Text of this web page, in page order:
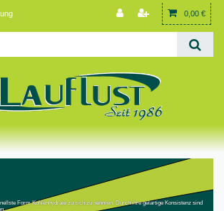
0,00 €
Form Kohlenhydrate zu sich zu nehmen. Durch ihre gelartige Konsistenz sind